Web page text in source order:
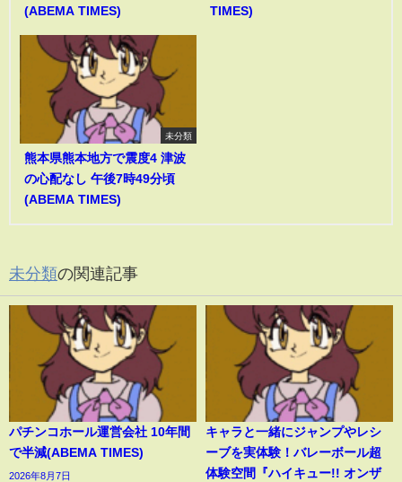
(ABEMA TIMES)
TIMES)
未分類
熊本県熊本地方で震度4 津波
の心配なし 午後7時49分頃
(ABEMA TIMES)
未分類の関連記事
パチンコホール運営会社 10年間
で半減(ABEMA TIMES)
2026年8月7日
キャラと一緒にジャンプやレシ
ーブを実体験！バレーボール超
体験空間『ハイキュー!! オンザ